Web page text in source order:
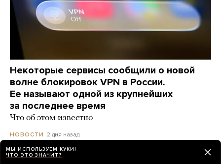
Некоторые сервисы сообщили о новой
волне блокировок VPN в России.
Ее называют одной из крупнейших
за последнее время
Что об этом известно
НОВОСТИ 2 дня назад
МЫ ИСПОЛЬЗУЕМ КУКИ!
ЧТО ЭТО ЗНАЧИТ?